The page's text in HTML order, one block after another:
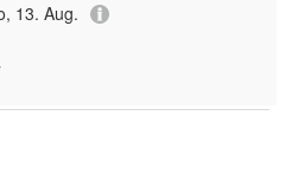
13. Aug.